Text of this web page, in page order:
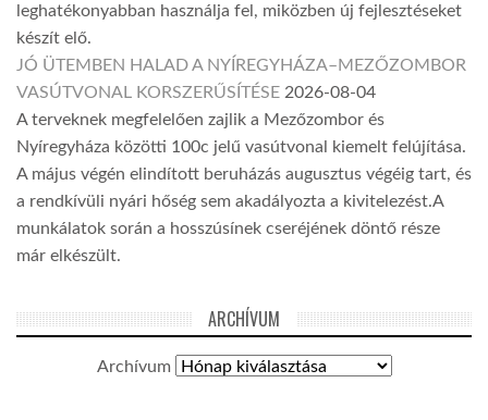
leghatékonyabban használja fel, miközben új fejlesztéseket
készít elő.
JÓ ÜTEMBEN HALAD A NYÍREGYHÁZA–MEZŐZOMBOR
VASÚTVONAL KORSZERŰSÍTÉSE 2026-08-04
A terveknek megfelelően zajlik a Mezőzombor és
Nyíregyháza közötti 100c jelű vasútvonal kiemelt felújítása.
A május végén elindított beruházás augusztus végéig tart, és
a rendkívüli nyári hőség sem akadályozta a kivitelezést.A
munkálatok során a hosszúsínek cseréjének döntő része
már elkészült.
ARCHÍVUM
Archívum